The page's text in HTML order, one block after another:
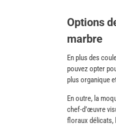
Options
marbre
En plus des
pouvez opter
plus organique
En outre, la
chef-d’œuvre
floraux délicats,